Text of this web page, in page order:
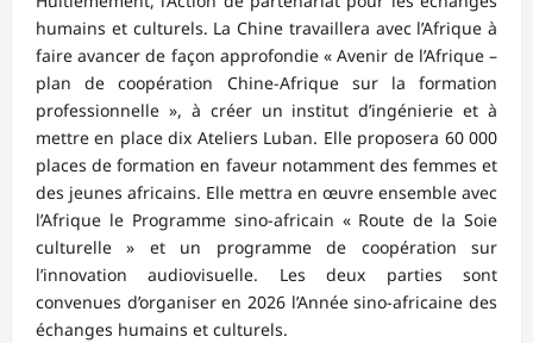
humains et culturels. La Chine travaillera avec l’Afrique à
faire avancer de façon approfondie « Avenir de l’Afrique –
plan de coopération Chine-Afrique sur la formation
professionnelle », à créer un institut d’ingénierie et à
mettre en place dix Ateliers Luban. Elle proposera 60 000
places de formation en faveur notamment des femmes et
des jeunes africains. Elle mettra en œuvre ensemble avec
l’Afrique le Programme sino-africain « Route de la Soie
culturelle » et un programme de coopération sur
l’innovation audiovisuelle. Les deux parties sont
convenues d’organiser en 2026 l’Année sino-africaine des
échanges humains et culturels.